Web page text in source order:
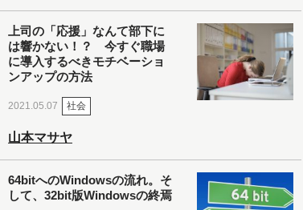
上司の「応援」なんて部下に
は響かない！？ 今すぐ職場
に導入するべきモチベーショ
ンアップの方法
2021.05.07 社会
山本マサヤ
64bitへのWindowsの流れ。そ
して、32bit版Windowsの終焉